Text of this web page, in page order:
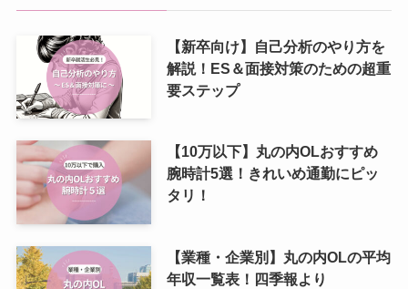
【新卒向け】自己分析のやり方を
解説！ES＆面接対策のための超重
要ステップ
【10万以下】丸の内OLおすすめ
腕時計5選！きれいめ通勤にピッ
タリ！
【業種・企業別】丸の内OLの平均
年収一覧表！四季報より